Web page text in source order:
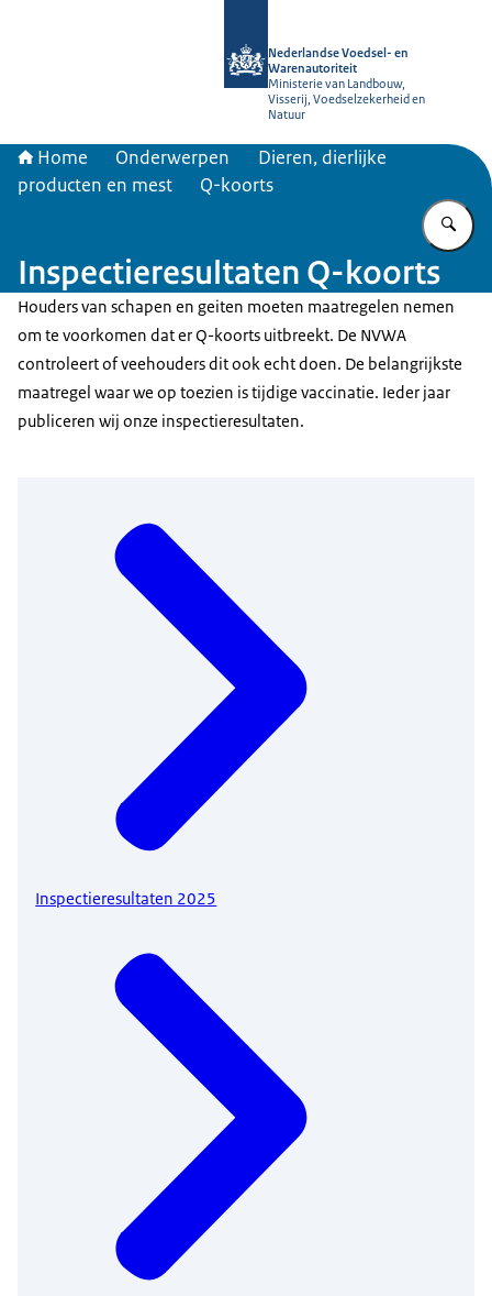
Nederlandse Voedsel- en
Warenautoriteit
Ministerie van Landbouw,
Visserij, Voedselzekerheid en
Natuur
Home Onderwerpen
Dieren, dierlijke
producten en mest
Q-koorts
Inspectieresultaten Q-koorts
Houders van schapen en geiten moeten maatregelen nemen
om te voorkomen dat er Q-koorts uitbreekt. De NVWA
controleert of veehouders dit ook echt doen. De belangrijkste
maatregel waar we op toezien is tijdige vaccinatie. Ieder jaar
publiceren wij onze inspectieresultaten.
Inspectieresultaten 2025